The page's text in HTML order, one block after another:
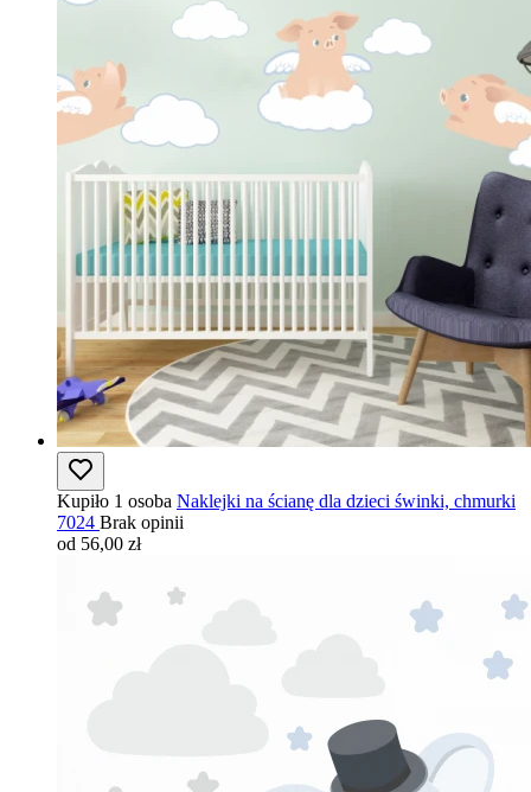
Kupiło 1 osoba Naklejki na ścianę dla dzieci świnki, chmurki
7024 Brak opinii
od 56,00 zł